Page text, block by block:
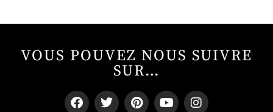
VOUS POUVEZ NOUS SUIVRE
SUR…